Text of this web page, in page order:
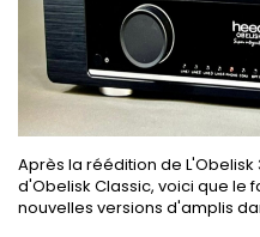
Après la réédition de
d'Obelisk Classic, voici que le
nouvelles versions d'amplis